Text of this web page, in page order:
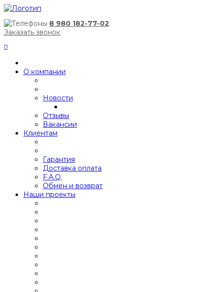
8 980 182-77-02
Заказать звонок
О компании
Новости
Отзывы
Вакансии
Клиентам
Гарантия
Доставка оплата
F.A.Q.
Обмен и возврат
Наши проекты